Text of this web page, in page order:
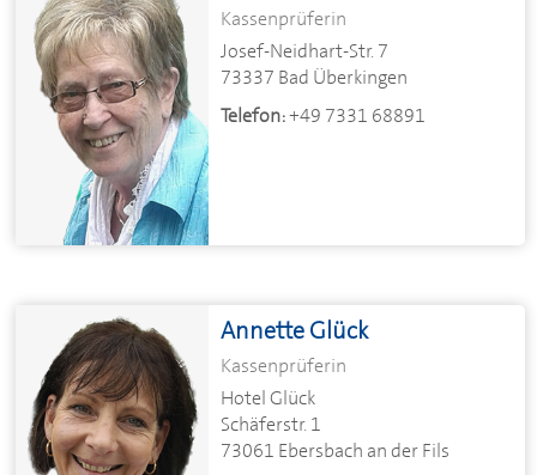
Kassenprüferin
Josef-Neidhart-Str. 7
73337 Bad Überkingen
Telefon:+49 7331 68891
Annette Glück
Kassenprüferin
Hotel Glück
Schäferstr. 1
73061 Ebersbach an der Fils